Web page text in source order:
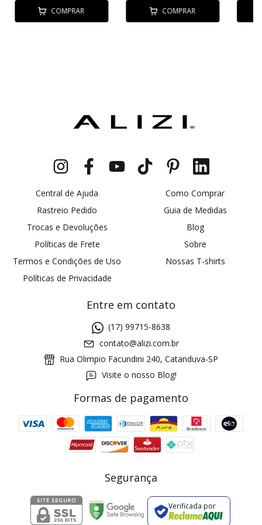
COMPRAR COMPRAR
Central de Ajuda
Rastreio Pedido
Trocas e Devoluções
Políticas de Frete
Termos e Condições de Uso
Políticas de Privacidade
Como Comprar
Guia de Medidas
Blog
Sobre
Nossas T-shirts
Entre em contato
(17) 99715-8638
contato@alizi.com.br
Rua Olimpio Facundini 240, Catanduva-SP
Visite o nosso Blog!
Formas de pagamento
Segurança
Verificada por
Cupom 1a compra: GANHE5
2 pecas 7% OFF